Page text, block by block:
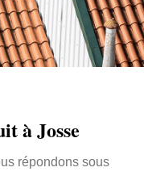
à Josse
répondons sous